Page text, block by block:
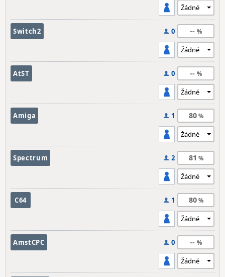
Switch2 0 --
AtST 0 --
Amiga 1 80
Spectrum 2 81
C64 1 80
AmstCPC 0 --